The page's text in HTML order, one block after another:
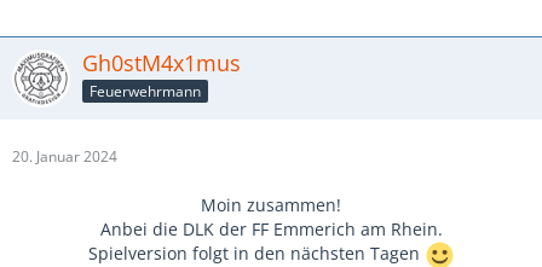
Gh0stM4x1mus
Feuerwehrmann
20. Januar 2024
Moin zusammen!
Anbei die DLK der FF Emmerich am Rhein.
Spielversion folgt in den nächsten Tagen